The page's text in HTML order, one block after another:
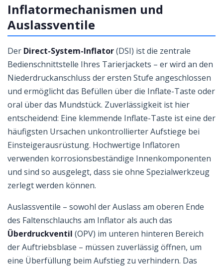
Inflatormechanismen und
Auslassventile
Der Direct-System-Inflator(DSI) ist die zentrale
Bedienschnittstelle Ihres Tarierjackets – er wird an den
Niederdruckanschluss der ersten Stufe angeschlossen
und ermöglicht das Befüllen über die Inflate-Taste oder
oral über das Mundstück. Zuverlässigkeit ist hier
entscheidend: Eine klemmende Inflate-Taste ist eine der
häufigsten Ursachen unkontrollierter Aufstiege bei
Einsteigerausrüstung. Hochwertige Inflatoren
verwenden korrosionsbeständige Innenkomponenten
und sind so ausgelegt, dass sie ohne Spezialwerkzeug
zerlegt werden können.
Auslassventile – sowohl der Auslass am oberen Ende
des Faltenschlauchs am Inflator als auch das
Überdruckventil (OPV) im unteren hinteren Bereich
der Auftriebsblase – müssen zuverlässig öffnen, um
eine Überfüllung beim Aufstieg zu verhindern. Das